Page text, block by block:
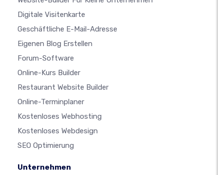
Digitale Visitenkarte
Geschäftliche E-Mail-Adresse
Eigenen Blog Erstellen
Forum-Software
Online-Kurs Builder
Restaurant Website Builder
Online-Terminplaner
Kostenloses Webhosting
Kostenloses Webdesign
SEO Optimierung
Unternehmen